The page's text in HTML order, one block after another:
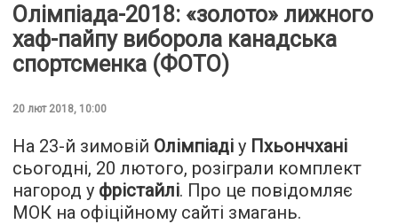
Олімпіада-2018: «золото» лижного
хаф-пайпу виборола канадська
спортсменка (ФОТО)
20 лют 2018, 10:00
На 23-й зимовій Олімпіаді у Пхьончхані
сьогодні, 20 лютого, розіграли комплект
нагород у фрістайлі. Про це повідомляє
МОК на офіційному сайті змагань.